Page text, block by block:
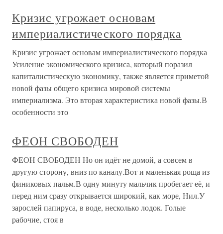
Кризис угрожает основам
империалистического порядка
Кризис угрожает основам империалистического порядка
Усиление экономического кризиса, который поразил
капиталистическую экономику, также является приметой
новой фазы общего кризиса мировой системы
империализма. Это вторая характеристика новой фазы.В
особенности это
ФЕОН СВОБОДЕН
ФЕОН СВОБОДЕН Но он идёт не домой, а совсем в
другую сторону, вниз по каналу.Вот и маленькая роща из
финиковых пальм.В одну минуту мальчик пробегает её, и
перед ним сразу открывается широкий, как море, Нил.У
зарослей папируса, в воде, несколько лодок. Голые
рабочие, стоя в